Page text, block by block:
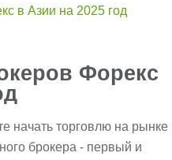
Форекс
начать торговлю на рынке
брокера - первый и